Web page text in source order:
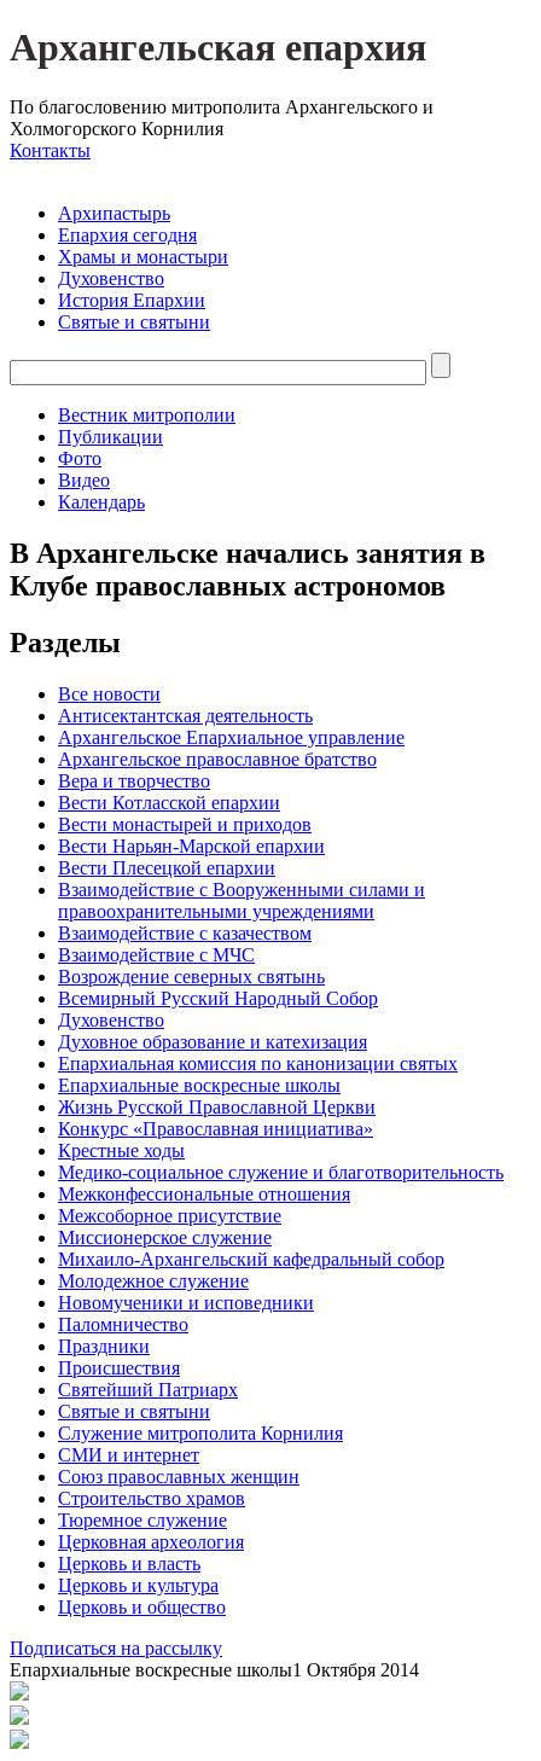
Архангельская епархия
По благословению митрополита Архангельского и
Холмогорского Корнилия
Контакты
Архипастырь
Епархия сегодня
Храмы и монастыри
Духовенство
История Епархии
Святые и святыни
Вестник митрополии
Публикации
Фото
Видео
Календарь
В Архангельске начались занятия в
Клубе православных астрономов
Разделы
Все новости
Антисектантская деятельность
Архангельское Епархиальное управление
Архангельское православное братство
Вера и творчество
Вести Котласской епархии
Вести монастырей и приходов
Вести Нарьян-Марской епархии
Вести Плесецкой епархии
Взаимодействие с Вооруженными силами и
правоохранительными учреждениями
Взаимодействие с казачеством
Взаимодействие с МЧС
Возрождение северных святынь
Всемирный Русский Народный Собор
Духовенство
Духовное образование и катехизация
Епархиальная комиссия по канонизации святых
Епархиальные воскресные школы
Жизнь Русской Православной Церкви
Конкурс «Православная инициатива»
Крестные ходы
Медико-социальное служение и благотворительность
Межконфессиональные отношения
Межсоборное присутствие
Миссионерское служение
Михаило-Архангельский кафедральный собор
Молодежное служение
Новомученики и исповедники
Паломничество
Праздники
Происшествия
Святейший Патриарх
Святые и святыни
Служение митрополита Корнилия
СМИ и интернет
Союз православных женщин
Строительство храмов
Тюремное служение
Церковная археология
Церковь и власть
Церковь и культура
Церковь и общество
Подписаться на рассылку
Епархиальные воскресные школы1 Октября 2014